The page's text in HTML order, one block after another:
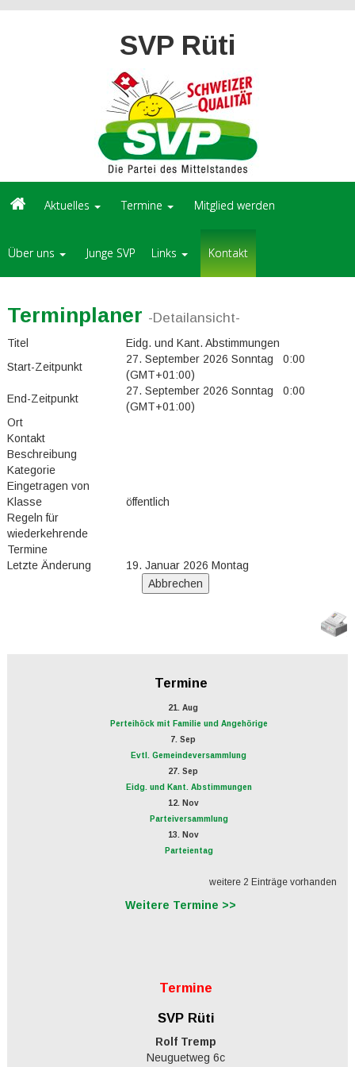
SVP Rüti
Aktuelles Termine Mitglied werden
Über uns Junge SVP Links Kontakt
Terminplaner -Detailansicht-
Titel
Eidg. und Kant. Abstimmungen
Start-Zeitpunkt
27. September 2026 Sonntag 0:00
(GMT+01:00)
End-Zeitpunkt
27. September 2026 Sonntag 0:00
(GMT+01:00)
Ort
Kontakt
Beschreibung
Kategorie
Eingetragen von
Klasse
öffentlich
Regeln für
wiederkehrende
Termine
Letzte Änderung
19. Januar 2026 Montag
Termine
21. Aug
Perteihöck mit Familie und Angehörige
7. Sep
Evtl. Gemeindeversammlung
27. Sep
Eidg. und Kant. Abstimmungen
12. Nov
Parteiversammlung
13. Nov
Parteientag
weitere 2 Einträge vorhanden
Weitere Termine >>
Termine
SVP Rüti
Rolf Tremp
Neuguetweg 6c